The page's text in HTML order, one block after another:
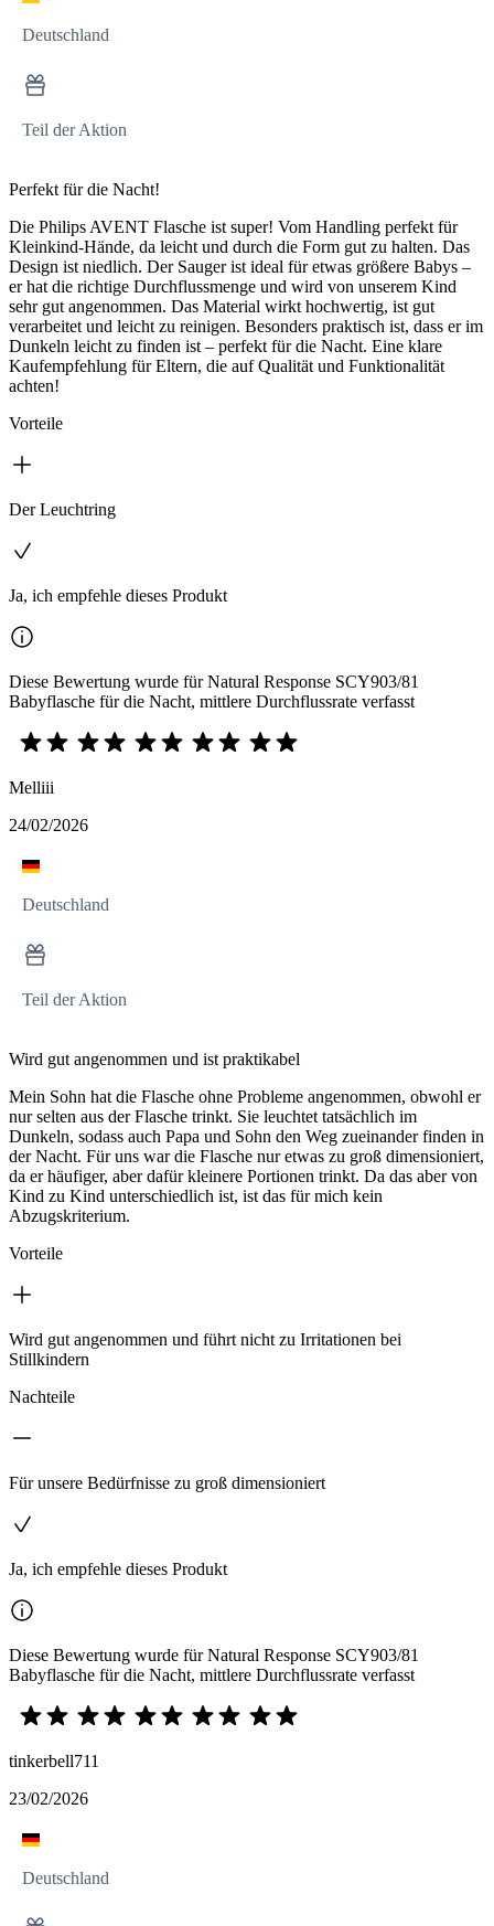
Deutschland
Teil der Aktion
Perfekt für die Nacht!
Die Philips AVENT Flasche ist super! Vom Handling perfekt für
Kleinkind-Hände, da leicht und durch die Form gut zu halten. Das
Design ist niedlich. Der Sauger ist ideal für etwas größere Babys –
er hat die richtige Durchflussmenge und wird von unserem Kind
sehr gut angenommen. Das Material wirkt hochwertig, ist gut
verarbeitet und leicht zu reinigen. Besonders praktisch ist, dass er im
Dunkeln leicht zu finden ist – perfekt für die Nacht. Eine klare
Kaufempfehlung für Eltern, die auf Qualität und Funktionalität
achten!
Vorteile
Der Leuchtring
Ja, ich empfehle dieses Produkt
Diese Bewertung wurde für Natural Response SCY903/81
Babyflasche für die Nacht, mittlere Durchflussrate verfasst
Melliii
24/02/2026
Deutschland
Teil der Aktion
Wird gut angenommen und ist praktikabel
Mein Sohn hat die Flasche ohne Probleme angenommen, obwohl er
nur selten aus der Flasche trinkt. Sie leuchtet tatsächlich im
Dunkeln, sodass auch Papa und Sohn den Weg zueinander finden in
der Nacht. Für uns war die Flasche nur etwas zu groß dimensioniert,
da er häufiger, aber dafür kleinere Portionen trinkt. Da das aber von
Kind zu Kind unterschiedlich ist, ist das für mich kein
Abzugskriterium.
Vorteile
Wird gut angenommen und führt nicht zu Irritationen bei
Stillkindern
Nachteile
Für unsere Bedürfnisse zu groß dimensioniert
Ja, ich empfehle dieses Produkt
Diese Bewertung wurde für Natural Response SCY903/81
Babyflasche für die Nacht, mittlere Durchflussrate verfasst
tinkerbell711
23/02/2026
Deutschland